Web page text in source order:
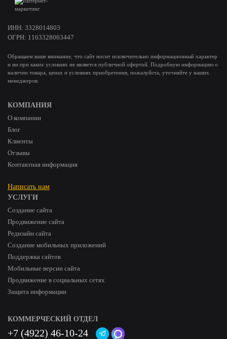
ИНН: 3328014803
ОГРН: 1163328063447
Обращаем ваше внимание, что сайт носит исключительно информационный характер
и ни при каких условиях не является публичной офертой. Подробную информацию о
наличии товара, ценах и условиях приобретения, пожалуйста, уточняйте у наших
менеджеров.
УСЛУГИ
Создание сайта
Продвижение сайта
Редизайн сайта
Создание мобильных приложений
Поддержка сайтов
Мобильные версии сайта
Продвижение в социальных сетях
Защита информации
КОМПАНИЯ
О компании
Блог
Клиенты
Отзывы
Контактная информация
Написать нам
КОММЕРЧЕСКИЙ ОТДЕЛ
+7 (4922) 46-10-24